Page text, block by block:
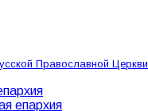
Православной
епархия